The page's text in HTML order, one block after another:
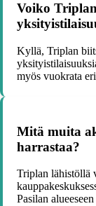
Voiko
Kyllä, Triplan
myös vuokrata
Mitä muita
harrastaa?
Triplan lähistöllä
Pasilan